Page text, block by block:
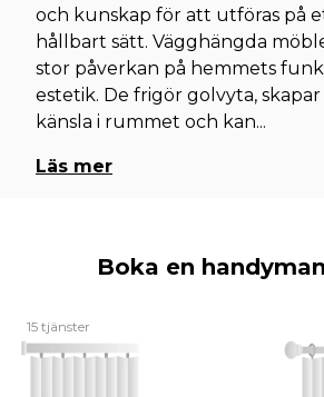
och kunskap för att utföras på
hållbart sätt. Vägghängda
stor påverkan på hemmets
estetik. De frigör golvyta,
känsla i rummet och kan...
Läs mer
Boka en
15 tjänster